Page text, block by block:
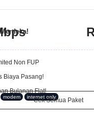
Non FUP
Biaya Pasang!
Bulanan Flat!
modem internet only
Cek Semua Paket